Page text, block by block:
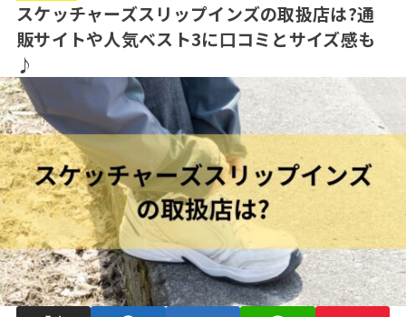
スケッチャーズスリップインズの取扱店は?通
販サイトや人気ベスト3に口コミとサイズ感も
♪